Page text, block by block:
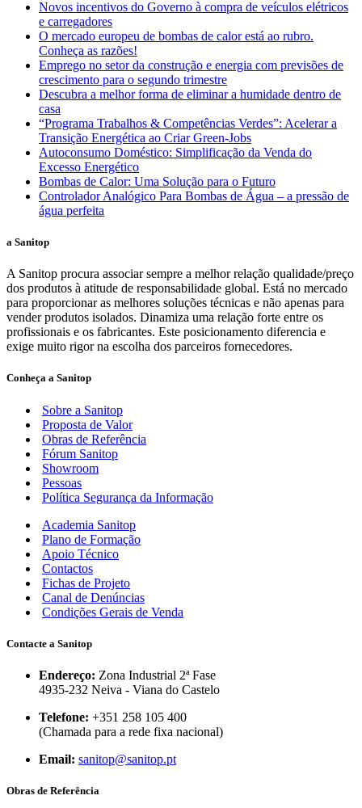
Novos incentivos do Governo à compra de veículos elétricos
e carregadores
O mercado europeu de bombas de calor está ao rubro.
Conheça as razões!
Emprego no setor da construção e energia com previsões de
crescimento para o segundo trimestre
Descubra a melhor forma de eliminar a humidade dentro de
casa
“Programa Trabalhos & Competências Verdes”: Acelerar a
Transição Energética ao Criar Green-Jobs
Autoconsumo Doméstico: Simplificação da Venda do
Excesso Energético
Bombas de Calor: Uma Solução para o Futuro
Controlador Analógico Para Bombas de Água – a pressão de
água perfeita
a Sanitop
A Sanitop procura associar sempre a melhor relação qualidade/preço
dos produtos à atitude de responsabilidade global. Está no mercado
para proporcionar as melhores soluções técnicas e não apenas para
vender produtos isolados. Dinamiza uma relação forte entre os
profissionais e os fabricantes. Este posicionamento diferencia e
exige muito rigor na escolha dos parceiros fornecedores.
Conheça a Sanitop
Sobre a Sanitop
Proposta de Valor
Obras de Referência
Fórum Sanitop
Showroom
Pessoas
Política Segurança da Informação
Academia Sanitop
Plano de Formação
Apoio Técnico
Contactos
Fichas de Projeto
Canal de Denúncias
Condições Gerais de Venda
Contacte a Sanitop
Endereço: Zona Industrial 2ª Fase
4935-232 Neiva - Viana do Castelo
Telefone: +351 258 105 400
(Chamada para a rede fixa nacional)
Email: sanitop@sanitop.pt
Obras de Referência